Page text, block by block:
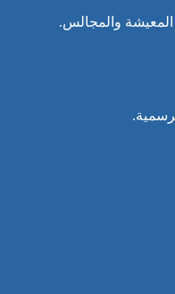
والمجالس.